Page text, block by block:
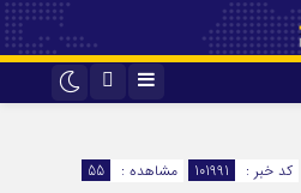
کد خبر : 101991 مشاهده : 55